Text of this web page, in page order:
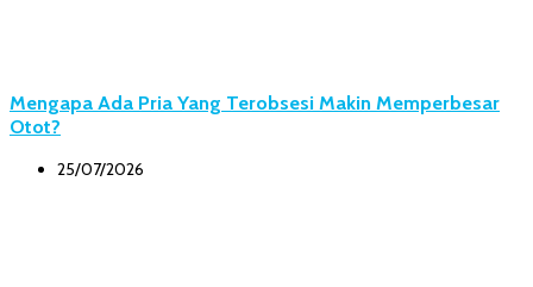
Mengapa Ada Pria Yang Terobsesi Makin Memperbesar
Otot?
25/07/2026